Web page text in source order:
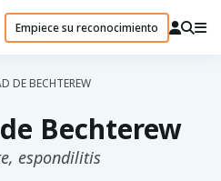
Empiece su reconocimiento
DE BECHTEREW
Bechterew
espondilitis